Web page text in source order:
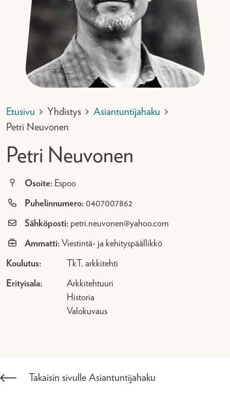
Etusivu > Yhdistys > Asiantuntijahaku >
Petri Neuvonen
Petri Neuvonen
Osoite: Espoo
Puhelinnumero: 0407007862
Sähköposti: petri.neuvonen@yahoo.com
Ammatti: Viestintä- ja kehityspäällikkö
Koulutus: TkT, arkkitehti
Erityisala:
Arkkitehtuuri
Historia
Valokuvaus
Takaisin sivulle Asiantuntijahaku